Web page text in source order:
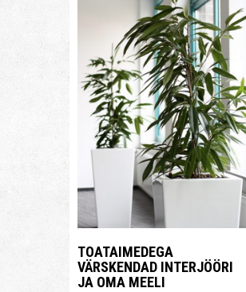
TOATAIMEDEGA
VÄRSKENDAD INTERJÖÖRI
JA OMA MEELI